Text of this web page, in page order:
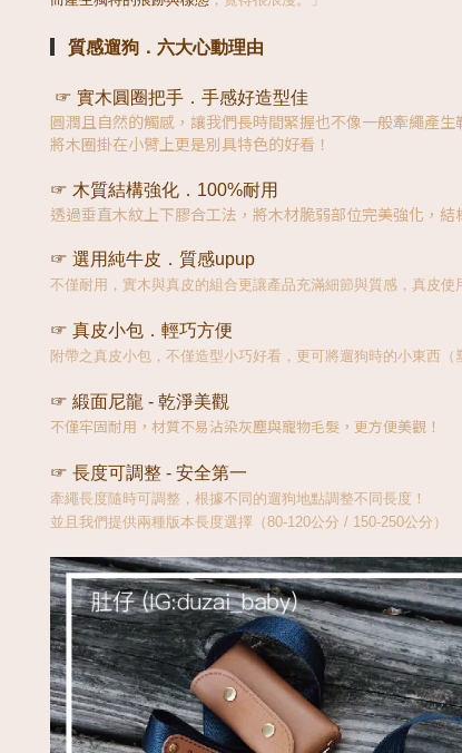
▎ 質感遛狗．六大心動理由
☞ 實木圓圈把手．手感好造型佳
圓潤且自然的觸感，讓我們長時間緊握也不像一般牽繩產生
將木圈掛在小臂上更是別具特色的好看！
☞ 木質結構強化．100%耐用
透過垂直木紋上下膠合工法，將木材脆弱部位完美強化，
☞ 選用純牛皮．質感upup
不僅耐用，實木與真皮的組合更讓產品充滿細節與質感，真皮
☞ 真皮小包．輕巧方便
附帶之真皮小包，不僅造型小巧好看，更可將遛狗時的小東西（
☞ 緞面尼龍 - 乾淨美觀
不僅牢固耐用，材質不易沾染灰塵與寵物毛髮，更方便美觀！
☞ 長度可調整 - 安全第一
牽繩長度隨時可調整，根據不同的遛狗地點調整不同長度！
並且我們提供兩種版本長度選擇（80-120公分 / 150-250公分）